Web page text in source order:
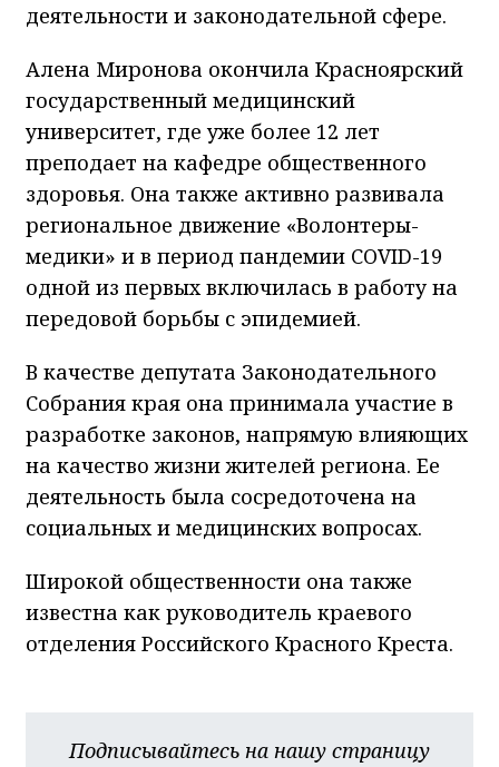
деятельности и законодательной сфере.
Алена Миронова окончила Красноярский
государственный медицинский
университет, где уже более 12 лет
преподает на кафедре общественного
здоровья. Она также активно развивала
региональное движение «Волонтеры-
медики» и в период пандемии COVID-19
одной из первых включилась в работу на
передовой борьбы с эпидемией.
В качестве депутата Законодательного
Собрания края она принимала участие в
разработке законов, напрямую влияющих
на качество жизни жителей региона. Ее
деятельность была сосредоточена на
социальных и медицинских вопросах.
Широкой общественности она также
известна как руководитель краевого
отделения Российского Красного Креста.
Подписывайтесь на нашу страницу